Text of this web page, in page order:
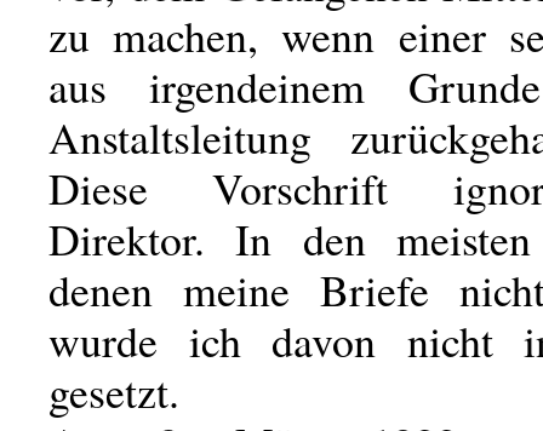
zu machen, wenn einer
aus irgendeinem
Anstaltsleitung
Diese Vorschrift
Direktor. In den
denen meine Briefe
wurde ich davon nicht
gesetzt.